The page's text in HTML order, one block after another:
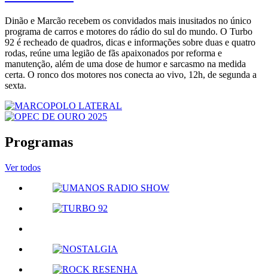
Dinão e Marcão recebem os convidados mais inusitados no único
programa de carros e motores do rádio do sul do mundo. O Turbo
92 é recheado de quadros, dicas e informações sobre duas e quatro
rodas, reúne uma legião de fãs apaixonados por reforma e
manutenção, além de uma dose de humor e sarcasmo na medida
certa. O ronco dos motores nos conecta ao vivo, 12h, de segunda a
sexta.
Programas
Ver todos